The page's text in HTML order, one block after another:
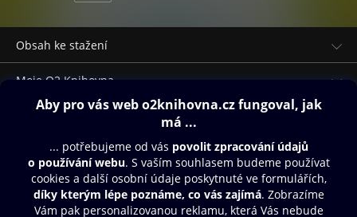
Obsah ke stažení
Moje O2 Knihovna
Další zábava
© O2 Czech Republic a.s.
Nákupní řád